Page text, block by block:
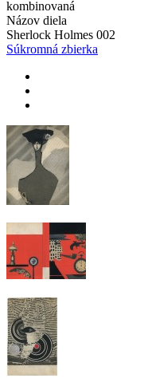
kombinovaná
Názov diela
Sherlock Holmes 002
Súkromná zbierka